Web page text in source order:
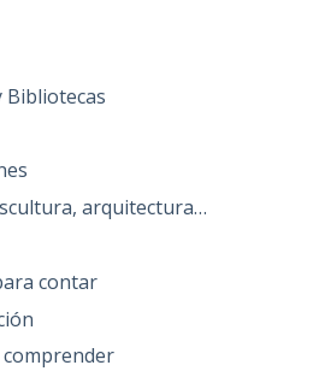
Bibliotecas
arquitectura…
contar